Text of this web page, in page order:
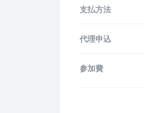
支払方法
代理申込
参加費